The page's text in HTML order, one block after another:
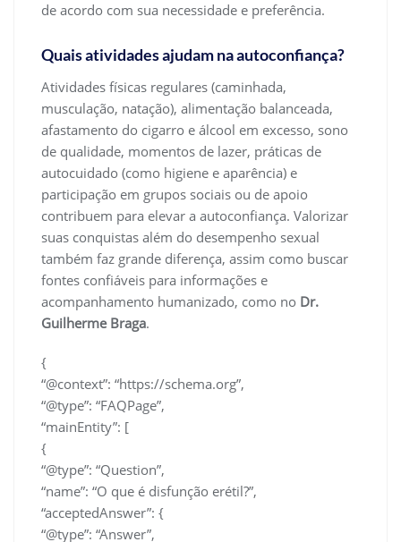
de acordo com sua necessidade e preferência.
Quais atividades ajudam na autoconfiança?
Atividades físicas regulares (caminhada,
musculação, natação), alimentação balanceada,
afastamento do cigarro e álcool em excesso, sono
de qualidade, momentos de lazer, práticas de
autocuidado (como higiene e aparência) e
participação em grupos sociais ou de apoio
contribuem para elevar a autoconfiança. Valorizar
suas conquistas além do desempenho sexual
também faz grande diferença, assim como buscar
fontes confiáveis para informações e
acompanhamento humanizado, como no Dr.
Guilherme Braga.
{
“@context”: “https://schema.org”,
“@type”: “FAQPage”,
“mainEntity”: [
{
“@type”: “Question”,
“name”: “O que é disfunção erétil?”,
“acceptedAnswer”: {
“@type”: “Answer”,